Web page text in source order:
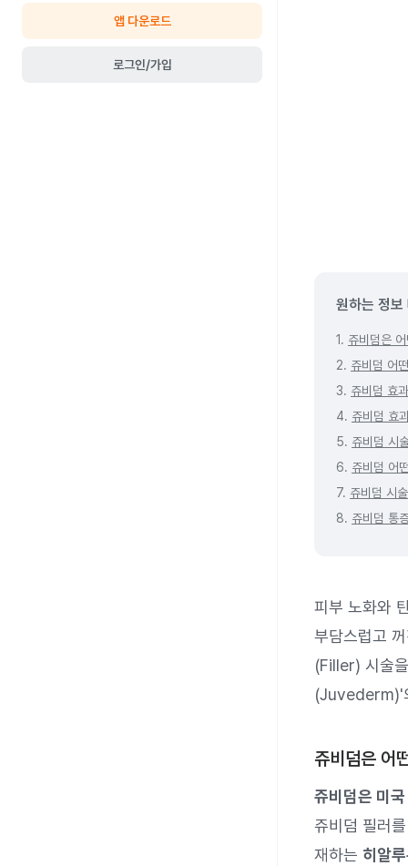
앱 다운로드
로그인/가입
원하는 정보
1. 쥬비덤은
2. 쥬비덤 어
3. 쥬비덤 효
4. 쥬비덤 효
5. 쥬비덤 시
6. 쥬비덤 어
7. 쥬비덤 시
8. 쥬비덤 통
피부 노화와
부담스럽고
(Filler) 시술
(Juvederm)'
쥬비덤은 어
쥬비덤은 미
쥬비덤 필러
재하는 히알